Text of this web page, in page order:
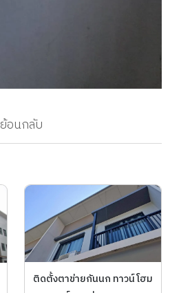
ย้อนกลับ
ติดตั้งตาข่ายกันนก ทาวน์โฮม